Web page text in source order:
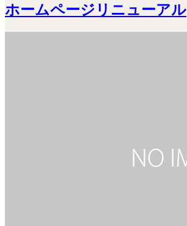
ホームページリニューアル